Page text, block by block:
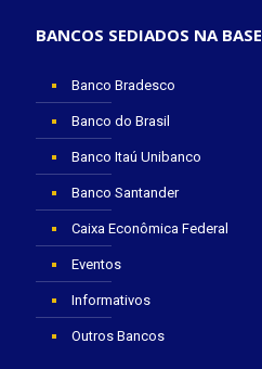
BANCOS SEDIADOS NA BASE
Banco Bradesco
Banco do Brasil
Banco Itaú Unibanco
Banco Santander
Caixa Econômica Federal
Eventos
Informativos
Outros Bancos